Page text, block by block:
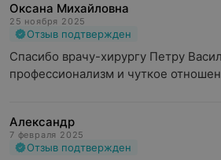
Оксана Михайловна
25 ноября 2025
Отзыв подтвержден
Спасибо врачу-хирургу Петру
профессионализм и чуткое
Александр
7 февраля 2025
Отзыв подтвержден